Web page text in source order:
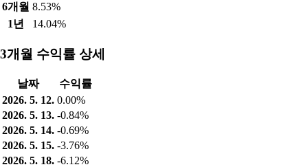
6개월 8.53%
1년
14.04%
3개월 수익률 상세
날짜
수익률
2026. 5. 12. 0.00%
2026. 5. 13. -0.84%
2026. 5. 14. -0.69%
2026. 5. 15. -3.76%
2026. 5. 18. -6.12%